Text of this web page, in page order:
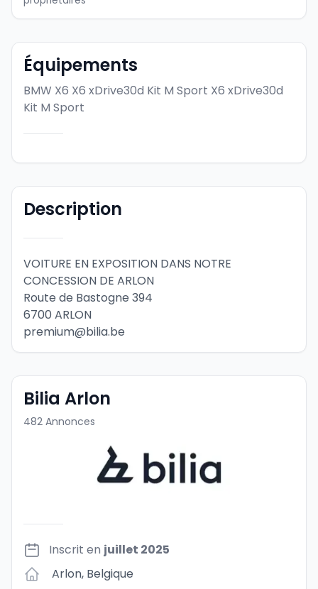
Équipements
BMW X6 X6 xDrive30d Kit M Sport X6 xDrive30d
Kit M Sport
Description
VOITURE EN EXPOSITION DANS NOTRE
CONCESSION DE ARLON
Route de Bastogne 394
6700 ARLON
premium@bilia.be
Bilia Arlon
482 Annonces
Inscrit en juillet 2025
Arlon, Belgique